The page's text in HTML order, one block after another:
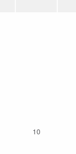
10